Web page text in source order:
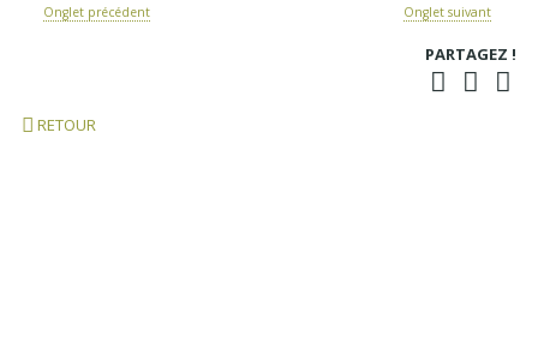
Onglet précédent Onglet suivant
PARTAGEZ !
RETOUR